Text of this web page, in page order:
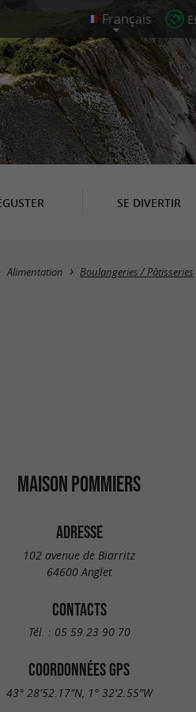
SE DIVERTIR
Alimentation Boulangeries / Pâtisseries
MAISON POMMIERS
ADRESSE
102 avenue de Biarritz
64600 Anglet
CONTACTS
Tél. : 05 59 23 90 70
COORDONNÉES GPS
43° 28'52.17"N, 1° 32'2.55"W